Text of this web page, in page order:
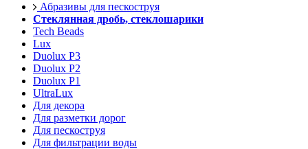
Абразивы для пескоструя
Стеклянная дробь, стеклошарики
Tech Beads
Lux
Duolux P3
Duolux P2
Duolux P1
UltraLux
Для декора
Для разметки дорог
Для пескоструя
Для фильтрации воды